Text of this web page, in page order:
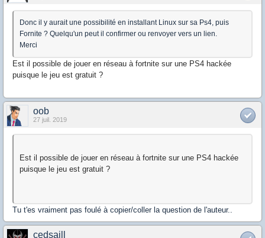
Donc il y aurait une possibilité en installant Linux sur sa Ps4, puis
Fornite ? Quelqu'un peut il confirmer ou renvoyer vers un lien.
Merci
Est il possible de jouer en réseau à fortnite sur une PS4 hackée
puisque le jeu est gratuit ?
oob
27 juil. 2019
Est il possible de jouer en réseau à fortnite sur une PS4 hackée
puisque le jeu est gratuit ?
Tu t'es vraiment pas foulé à copier/coller la question de l'auteur..
cedsaill